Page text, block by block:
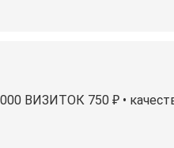
ВИЗИТОК 750 ₽ •